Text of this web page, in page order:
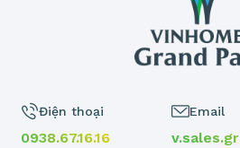
Điện thoại
0938.67.16.16
Email